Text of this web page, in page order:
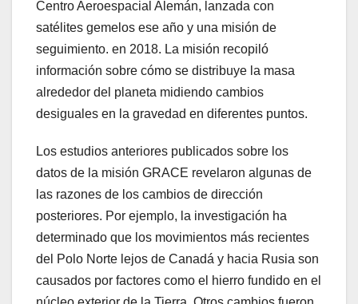
Centro Aeroespacial Alemán, lanzada con
satélites gemelos ese año y una misión de
seguimiento. en 2018. La misión recopiló
información sobre cómo se distribuye la masa
alrededor del planeta midiendo cambios
desiguales en la gravedad en diferentes puntos.
Los estudios anteriores publicados sobre los
datos de la misión GRACE revelaron algunas de
las razones de los cambios de dirección
posteriores. Por ejemplo, la investigación ha
determinado que los movimientos más recientes
del Polo Norte lejos de Canadá y hacia Rusia son
causados por factores como el hierro fundido en el